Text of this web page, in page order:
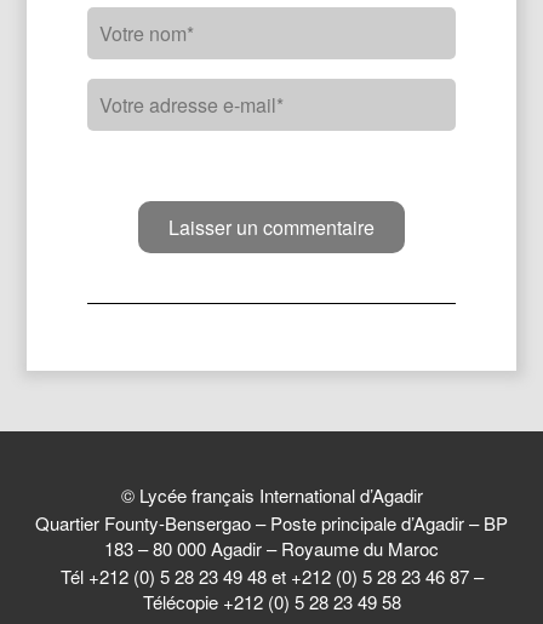
© Lycée français International d’Agadir
Quartier Founty-Bensergao – Poste principale d’Agadir – BP
183 – 80 000 Agadir – Royaume du Maroc
Tél +212 (0) 5 28 23 49 48 et +212 (0) 5 28 23 46 87 –
Télécopie +212 (0) 5 28 23 49 58